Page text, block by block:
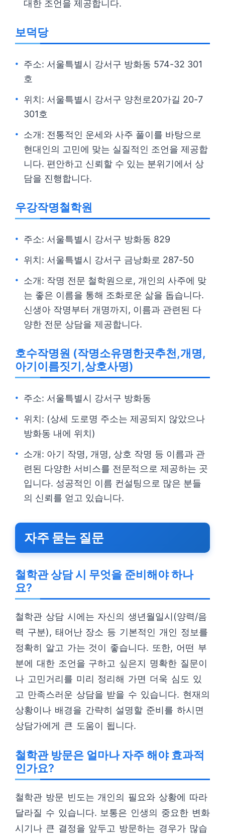
대한 조언을 제공합니다.
보덕당
주소: 서울특별시 강서구 방화동 574-32 301
호
위치: 서울특별시 강서구 양천로20가길 20-7
301호
소개: 전통적인 운세와 사주 풀이를 바탕으로
현대인의 고민에 맞는 실질적인 조언을 제공합
니다. 편안하고 신뢰할 수 있는 분위기에서 상
담을 진행합니다.
우강작명철학원
주소: 서울특별시 강서구 방화동 829
위치: 서울특별시 강서구 금낭화로 287-50
소개: 작명 전문 철학원으로, 개인의 사주에 맞
는 좋은 이름을 통해 조화로운 삶을 돕습니다.
신생아 작명부터 개명까지, 이름과 관련된 다
양한 전문 상담을 제공합니다.
호수작명원 (작명소유명한곳추천,개명,
아기이름짓기,상호사명)
주소: 서울특별시 강서구 방화동
위치: (상세 도로명 주소는 제공되지 않았으나
방화동 내에 위치)
소개: 아기 작명, 개명, 상호 작명 등 이름과 관
련된 다양한 서비스를 전문적으로 제공하는 곳
입니다. 성공적인 이름 컨설팅으로 많은 분들
의 신뢰를 얻고 있습니다.
자주 묻는 질문
철학관 상담 시 무엇을 준비해야 하나
요?
철학관 상담 시에는 자신의 생년월일시(양력/음
력 구분), 태어난 장소 등 기본적인 개인 정보를
정확히 알고 가는 것이 좋습니다. 또한, 어떤 부
분에 대한 조언을 구하고 싶은지 명확한 질문이
나 고민거리를 미리 정리해 가면 더욱 심도 있
고 만족스러운 상담을 받을 수 있습니다. 현재의
상황이나 배경을 간략히 설명할 준비를 하시면
상담가에게 큰 도움이 됩니다.
철학관 방문은 얼마나 자주 해야 효과적
인가요?
철학관 방문 빈도는 개인의 필요와 상황에 따라
달라질 수 있습니다. 보통은 인생의 중요한 변화
시기나 큰 결정을 앞두고 방문하는 경우가 많습